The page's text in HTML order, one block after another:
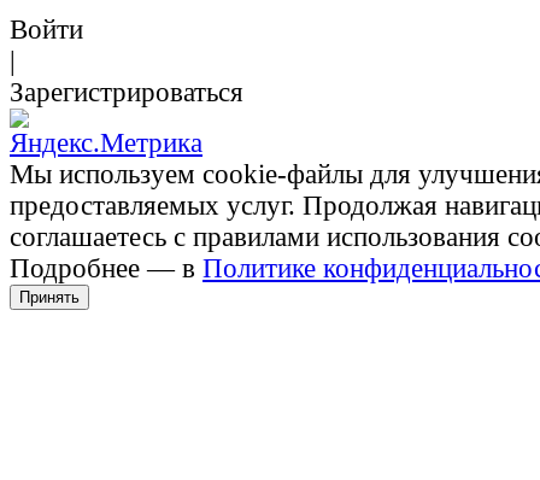
Войти
|
Зарегистрироваться
Мы используем cookie-файлы для
предоставляемых услуг. Продолжая
соглашаетесь с правилами использования
Подробнее — в Политике
Принять